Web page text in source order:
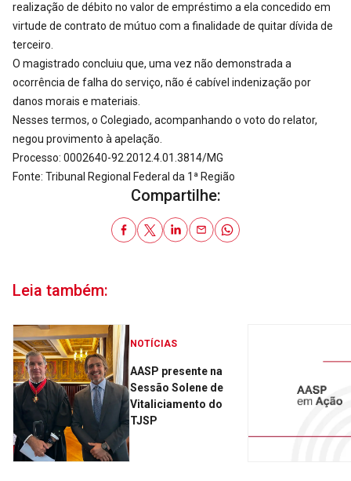
realização de débito no valor de empréstimo a ela concedido em
virtude de contrato de mútuo com a finalidade de quitar dívida de
terceiro.
O magistrado concluiu que, uma vez não demonstrada a
ocorrência de falha do serviço, não é cabível indenização por
danos morais e materiais.
Nesses termos, o Colegiado, acompanhando o voto do relator,
negou provimento à apelação.
Processo: 0002640-92.2012.4.01.3814/MG
Fonte: Tribunal Regional Federal da 1ª Região
Compartilhe:
Leia também:
NOTÍCIAS
AASP presente na
Sessão Solene de
Vitaliciamento do
TJSP